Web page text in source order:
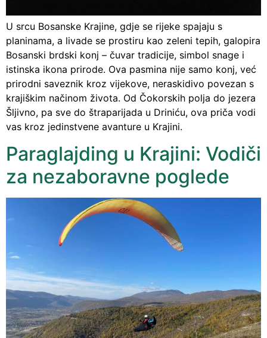
U srcu Bosanske Krajine, gdje se rijeke spajaju s
planinama, a livade se prostiru kao zeleni tepih, galopira
Bosanski brdski konj – čuvar tradicije, simbol snage i
istinska ikona prirode. Ova pasmina nije samo konj, već
prirodni saveznik kroz vijekove, neraskidivo povezan s
krajiškim načinom života. Od Čokorskih polja do jezera
Šljivno, pa sve do štraparijada u Driniću, ova priča vodi
vas kroz jedinstvene avanture u Krajini.
Paraglajding u Krajini: Vodiči
za nezaboravne poglede